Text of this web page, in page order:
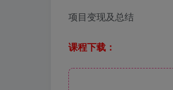
项目变现及总结
课程下载：